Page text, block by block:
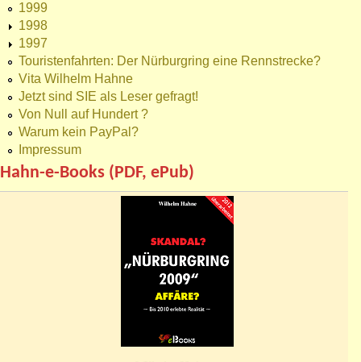
1999
1998
1997
Touristenfahrten: Der Nürburgring eine Rennstrecke?
Vita Wilhelm Hahne
Jetzt sind SIE als Leser gefragt!
Von Null auf Hundert ?
Warum kein PayPal?
Impressum
Hahn-e-Books (PDF, ePub)